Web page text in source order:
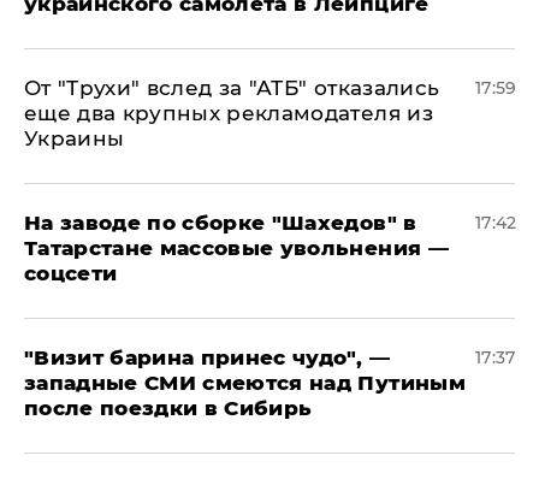
От "Трухи" вслед за "АТБ" отказались
еще два крупных рекламодателя из
Украины
17:59
На заводе по сборке "Шахедов" в
Татарстане массовые увольнения —
соцсети
17:42
"Визит барина принес чудо", —
западные СМИ смеются над Путиным
после поездки в Сибирь
17:37